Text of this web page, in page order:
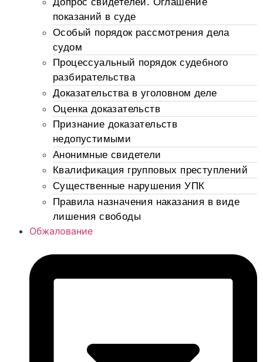
показаний в суде
Особый порядок рассмотрения дела
судом
Процессуальный порядок судебного
разбирательства
Доказательства в уголовном деле
Оценка доказательств
Признание доказательств
недопустимыми
Анонимные свидетели
Квалификация групповых преступлений
Существенные нарушения УПК
Правила назначения наказания в виде
лишения свободы
Обжалование